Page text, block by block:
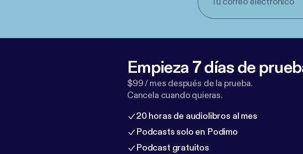
Empieza 7 días de
$99 / mes después de la prueba.
Cancela cuando quieras.
20 horas de audiolibros al mes
Podcasts solo en Podimo
Podcast gratuitos